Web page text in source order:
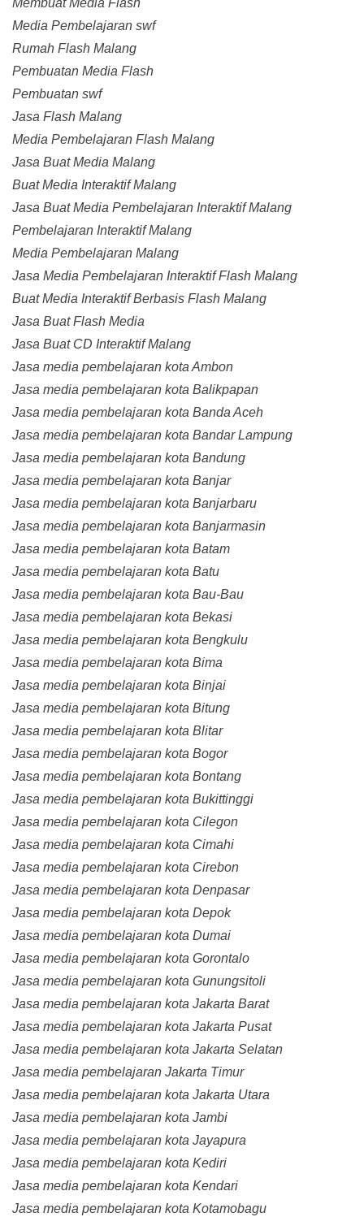
Membuat Media Flash
Media Pembelajaran swf
Rumah Flash Malang
Pembuatan Media Flash
Pembuatan swf
Jasa Flash Malang
Media Pembelajaran Flash Malang
Jasa Buat Media Malang
Buat Media Interaktif Malang
Jasa Buat Media Pembelajaran Interaktif Malang
Pembelajaran Interaktif Malang
Media Pembelajaran Malang
Jasa Media Pembelajaran Interaktif Flash Malang
Buat Media Interaktif Berbasis Flash Malang
Jasa Buat Flash Media
Jasa Buat CD Interaktif Malang
Jasa media pembelajaran kota Ambon
Jasa media pembelajaran kota Balikpapan
Jasa media pembelajaran kota Banda Aceh
Jasa media pembelajaran kota Bandar Lampung
Jasa media pembelajaran kota Bandung
Jasa media pembelajaran kota Banjar
Jasa media pembelajaran kota Banjarbaru
Jasa media pembelajaran kota Banjarmasin
Jasa media pembelajaran kota Batam
Jasa media pembelajaran kota Batu
Jasa media pembelajaran kota Bau-Bau
Jasa media pembelajaran kota Bekasi
Jasa media pembelajaran kota Bengkulu
Jasa media pembelajaran kota Bima
Jasa media pembelajaran kota Binjai
Jasa media pembelajaran kota Bitung
Jasa media pembelajaran kota Blitar
Jasa media pembelajaran kota Bogor
Jasa media pembelajaran kota Bontang
Jasa media pembelajaran kota Bukittinggi
Jasa media pembelajaran kota Cilegon
Jasa media pembelajaran kota Cimahi
Jasa media pembelajaran kota Cirebon
Jasa media pembelajaran kota Denpasar
Jasa media pembelajaran kota Depok
Jasa media pembelajaran kota Dumai
Jasa media pembelajaran kota Gorontalo
Jasa media pembelajaran kota Gunungsitoli
Jasa media pembelajaran kota Jakarta Barat
Jasa media pembelajaran kota Jakarta Pusat
Jasa media pembelajaran kota Jakarta Selatan
Jasa media pembelajaran Jakarta Timur
Jasa media pembelajaran kota Jakarta Utara
Jasa media pembelajaran kota Jambi
Jasa media pembelajaran kota Jayapura
Jasa media pembelajaran kota Kediri
Jasa media pembelajaran kota Kendari
Jasa media pembelajaran kota Kotamobagu